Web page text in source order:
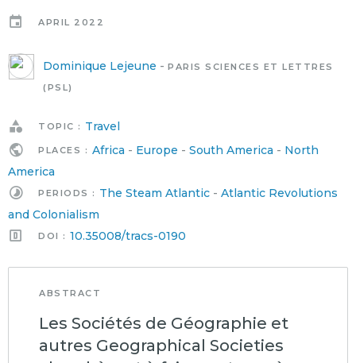
APRIL 2022
Dominique Lejeune - PARIS SCIENCES ET LETTRES
(PSL)
TOPIC : Travel
PLACES : Africa - Europe - South America - North
America
PERIODS : The Steam Atlantic - Atlantic Revolutions
and Colonialism
DOI : 10.35008/tracs-0190
ABSTRACT
Les Sociétés de Géographie et
autres Geographical Societies